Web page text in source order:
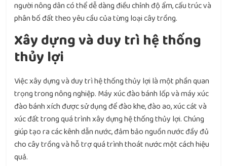
người nông dân có thể dễ dàng điều chỉnh độ ẩm, cấu trúc và
phân bố đất theo yêu cầu của từng loại cây trồng.
Xây dựng và duy trì hệ thống
thủy lợi
Việc xây dựng và duy trì hệ thống thủy lợi là một phần quan
trọng trong nông nghiệp. Máy xúc đào bánh lốp và máy xúc
đào bánh xích được sử dụng để đào khe, đào ao, xúc cát và
xúc đất trong quá trình xây dựng hệ thống thủy lợi. Chúng
giúp tạo ra các kênh dẫn nước, đảm bảo nguồn nước đầy đủ
cho cây trồng và hỗ trợ quá trình thoát nước một cách hiệu
quả.